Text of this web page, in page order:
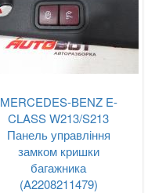
MERCEDES-BENZ E-
CLASS W213/S213
Панель управління
замком кришки
багажника
(A2208211479)